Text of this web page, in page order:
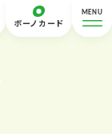
ボーノカード
MENU